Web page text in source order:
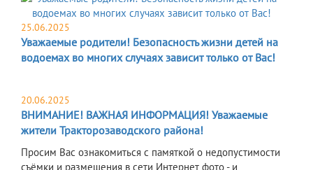
25.06.2025
Уважаемые родители! Безопасность жизни детей на
водоемах во многих случаях зависит только от Вас!
20.06.2025
ВНИМАНИЕ! ВАЖНАЯ ИНФОРМАЦИЯ! Уважаемые
жители Тракторозаводского района!
Просим Вас ознакомиться с памяткой о недопустимости
съёмки и размещения в сети Интернет фото - и